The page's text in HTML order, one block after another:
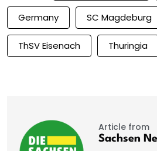
Germany SC Magdeburg
ThSV Eisenach Thuringia
Article from
Sachsen